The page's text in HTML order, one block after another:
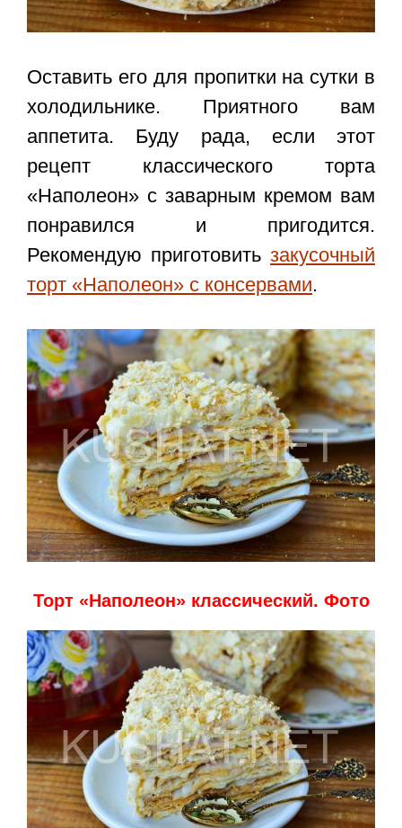
Оставить его для пропитки на сутки в
холодильнике. Приятного вам
аппетита. Буду рада, если этот
рецепт классического торта
«Наполеон» с заварным кремом вам
понравился и пригодится.
Рекомендую приготовить закусочный
торт «Наполеон» с консервами.
Торт «Наполеон» классический. Фото